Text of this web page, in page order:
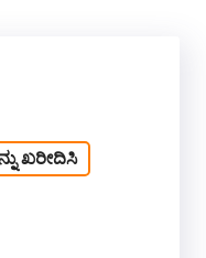
ಖರೀದಿಸಿ